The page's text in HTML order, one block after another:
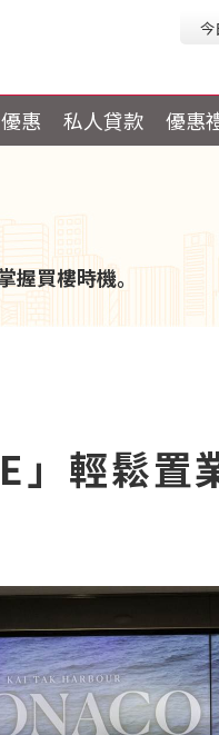
今
惠 私人貸款 優惠
買樓時機。
」輕鬆置